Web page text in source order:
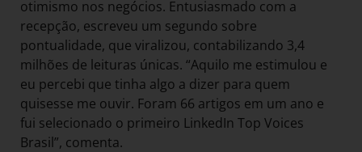
otimismo nos negócios. Entusiasmado com a
recepção, escreveu um segundo sobre
pontualidade, que viralizou, contabilizando 3,4
milhões de leituras únicas. “Aquilo me estimulou e
eu percebi que tinha algo a dizer para quem
quisesse me ouvir. Foram 66 artigos em um ano e
fui selecionado o primeiro LinkedIn Top Voices
Brasil”, comenta.